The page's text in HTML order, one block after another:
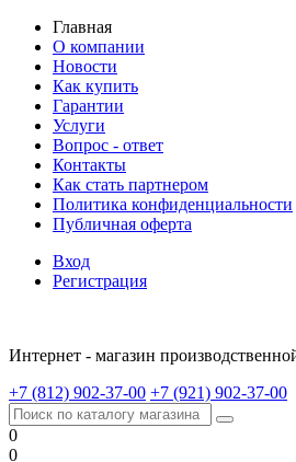
Главная
О компании
Новости
Как купить
Гарантии
Услуги
Вопрос - ответ
Контакты
Как стать партнером
Политика конфиденциальности
Публичная оферта
Вход
Регистрация
Интернет - магазин
+7 (812) 902-37-00 +7 (921) 902-37-00
0
0